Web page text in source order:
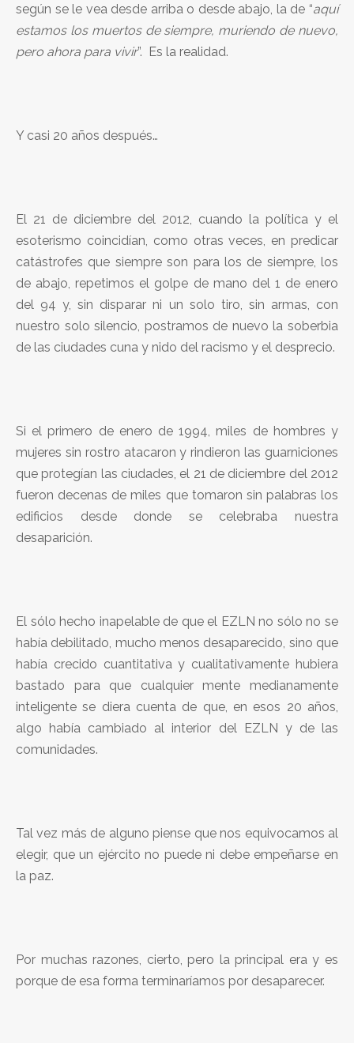
según se le vea desde arriba o desde abajo, la de “aquí
estamos los muertos de siempre, muriendo de nuevo,
pero ahora para vivir”. Es la realidad.
Y casi 20 años después…
El 21 de diciembre del 2012, cuando la política y el
esoterismo coincidían, como otras veces, en predicar
catástrofes que siempre son para los de siempre, los
de abajo, repetimos el golpe de mano del 1 de enero
del 94 y, sin disparar ni un solo tiro, sin armas, con
nuestro solo silencio, postramos de nuevo la soberbia
de las ciudades cuna y nido del racismo y el desprecio.
Si el primero de enero de 1994, miles de hombres y
mujeres sin rostro atacaron y rindieron las guarniciones
que protegían las ciudades, el 21 de diciembre del 2012
fueron decenas de miles que tomaron sin palabras los
edificios desde donde se celebraba nuestra
desaparición.
El sólo hecho inapelable de que el EZLN no sólo no se
había debilitado, mucho menos desaparecido, sino que
había crecido cuantitativa y cualitativamente hubiera
bastado para que cualquier mente medianamente
inteligente se diera cuenta de que, en esos 20 años,
algo había cambiado al interior del EZLN y de las
comunidades.
Tal vez más de alguno piense que nos equivocamos al
elegir, que un ejército no puede ni debe empeñarse en
la paz.
Por muchas razones, cierto, pero la principal era y es
porque de esa forma terminaríamos por desaparecer.